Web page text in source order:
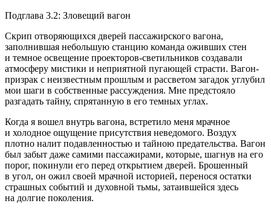
Подглава 3.2: Зловещий вагон
Скрип отворяющихся дверей пассажирского вагона,
заполнившая небольшую станцию команда оживших стен
и темное освещение проекторов-светильников создавали
атмосферу мистики и неприятной пугающей страсти. Вагон-
призрак с неизвестным прошлым и рассветом загадок углубил
мои шаги в собственные рассуждения. Мне предстояло
разгадать тайну, спрятанную в его темных углах.
Когда я вошел внутрь вагона, встретило меня мрачное
и холодное ощущение присутствия неведомого. Воздух
плотно налит подавленностью и тайною предательства. Вагон
был забыт даже самими пассажирами, которые, шагнув на его
порог, покинули его перед открытием дверей. Брошенный
в угол, он ожил своей мрачной историей, перенося остатки
страшных событий и духовной тьмы, затаившейся здесь
на долгие поколения.